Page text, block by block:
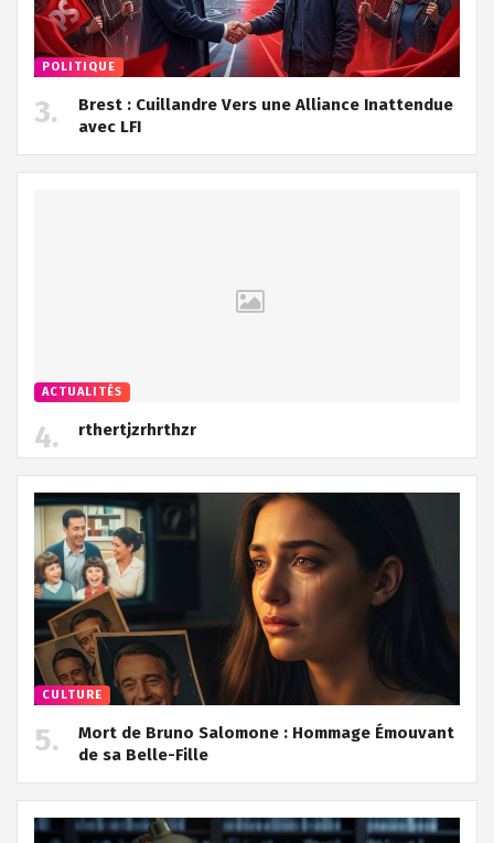
POLITIQUE
Brest : Cuillandre Vers une Alliance Inattendue
avec LFI
ACTUALITÉS
rthertjzrhrthzr
CULTURE
Mort de Bruno Salomone : Hommage Émouvant
de sa Belle-Fille